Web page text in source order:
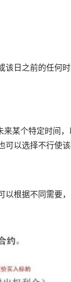
日之前的任何
某个特定时间，
以选择不行使该
根据不同需要